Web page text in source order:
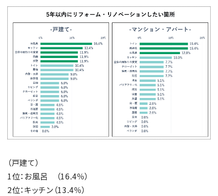
（戸建て）
1位：お風呂 （16.4％）
2位：キッチン（13.4％）